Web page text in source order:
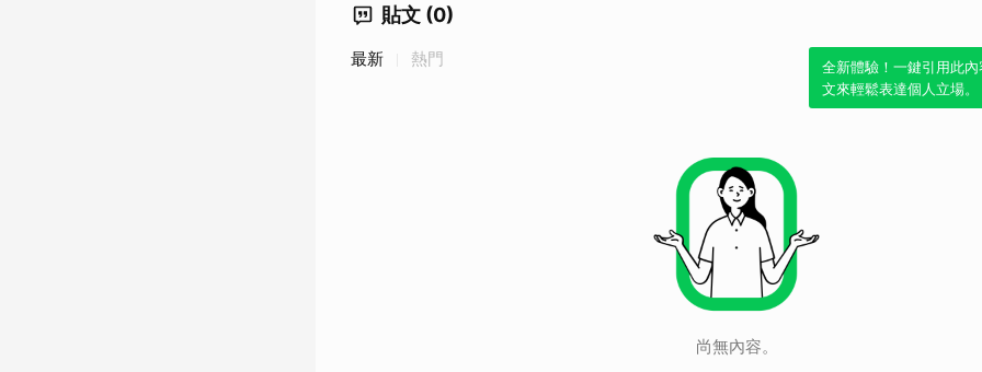
貼文 (0)
全新體驗！一鍵引用此
文來輕鬆表達個人立場。
最新 熱門
尚無內容。